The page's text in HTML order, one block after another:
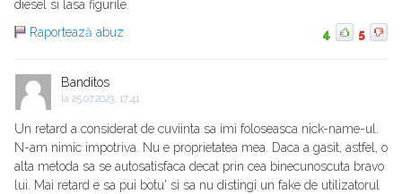
diesel si lasa figurile.
Raportează abuz
4 5
Banditos
la 25.07.2023, 17:41
Un retard a considerat de cuviinta sa imi foloseasca nick-name-ul.
N-am nimic impotriva. Nu e proprietatea mea. Daca a gasit, astfel, o
alta metoda sa se autosatisfaca decat prin cea binecunoscuta bravo
lui. Mai retard e sa pui botu' si sa nu distingi un fake de utilizatorul